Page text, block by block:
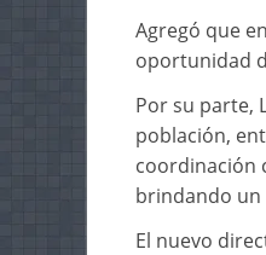
Agregó que
oportunidad
Por su parte,
población,
coordinación
brindando un
El nuevo